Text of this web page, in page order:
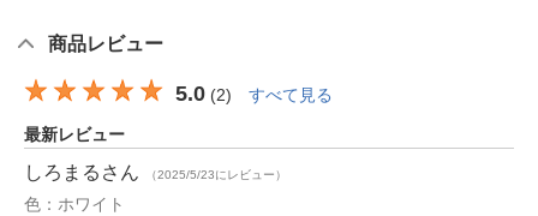
商品レビュー
5.0 (2) すべて見る
最新レビュー
しろまる さん （2025/5/23にレビュー）
色：ホワイト